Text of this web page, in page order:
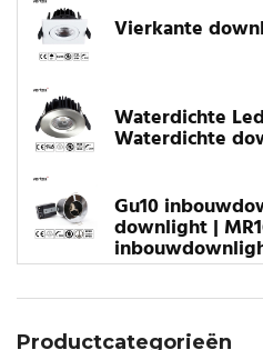
Vierkante
Waterdichte
Waterdichte
Gu10
downlight |
Productcategorieën